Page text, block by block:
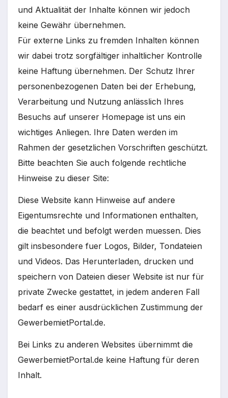
und Aktualität der Inhalte können wir jedoch
keine Gewähr übernehmen.
Für externe Links zu fremden Inhalten können
wir dabei trotz sorgfältiger inhaltlicher Kontrolle
keine Haftung übernehmen. Der Schutz Ihrer
personenbezogenen Daten bei der Erhebung,
Verarbeitung und Nutzung anlässlich Ihres
Besuchs auf unserer Homepage ist uns ein
wichtiges Anliegen. Ihre Daten werden im
Rahmen der gesetzlichen Vorschriften geschützt.
Bitte beachten Sie auch folgende rechtliche
Hinweise zu dieser Site:
Diese Website kann Hinweise auf andere
Eigentumsrechte und Informationen enthalten,
die beachtet und befolgt werden muessen. Dies
gilt insbesondere fuer Logos, Bilder, Tondateien
und Videos. Das Herunterladen, drucken und
speichern von Dateien dieser Website ist nur für
private Zwecke gestattet, in jedem anderen Fall
bedarf es einer ausdrücklichen Zustimmung der
GewerbemietPortal.de.
Bei Links zu anderen Websites übernimmt die
GewerbemietPortal.de keine Haftung für deren
Inhalt.